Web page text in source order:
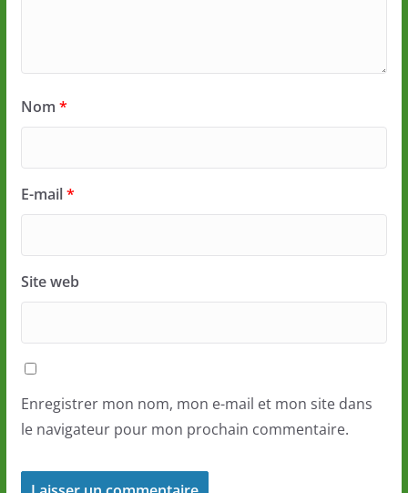
Nom *
E-mail*
Site web
Enregistrer mon nom, mon e-mail et mon site dans
le navigateur pour mon prochain commentaire.